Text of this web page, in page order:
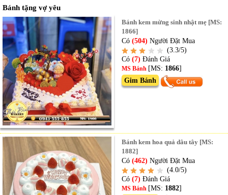
Bánh tặng vợ yêu
Bánh kem mừng sinh nhật mẹ [MS:
1866]
Có(504) Người Đặt Mua
(3.3/5)
Có (7)Đánh Giá
MS Bánh [MS: 1866]
Gim Bánh
Bánh kem hoa quả dâu tây [MS:
1882]
Có(462) Người Đặt Mua
(4.0/5)
Có (7)Đánh Giá
MS Bánh [MS: 1882]